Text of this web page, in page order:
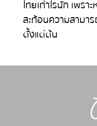
ไทยเท่าไรนัก เพรา
สะท้อนความสามา
ตั้งแต่ต้น